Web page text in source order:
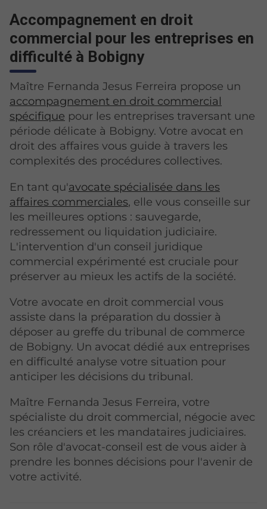
Accompagnement en droit
commercial pour les entreprises en
difficulté à Bobigny
Maître Fernanda Jesus Ferreira propose un
accompagnement en droit commercial
spécifique pour les entreprises traversant une
période délicate à Bobigny. Votre avocat en
droit des affaires vous guide à travers les
complexités des procédures collectives.
En tant qu'avocate spécialisée dans les
affaires commerciales, elle vous conseille sur
les meilleures options : sauvegarde,
redressement ou liquidation judiciaire.
L'intervention d'un conseil juridique
commercial expérimenté est cruciale pour
préserver au mieux les actifs de la société.
Votre avocate en droit commercial vous
assiste dans la préparation du dossier à
déposer au greffe du tribunal de commerce
de Bobigny. Un avocat dédié aux entreprises
en difficulté analyse votre situation pour
anticiper les décisions du tribunal.
Maître Fernanda Jesus Ferreira, votre
spécialiste du droit commercial, négocie avec
les créanciers et les mandataires judiciaires.
Son rôle d'avocat-conseil est de vous aider à
prendre les bonnes décisions pour l'avenir de
votre activité.